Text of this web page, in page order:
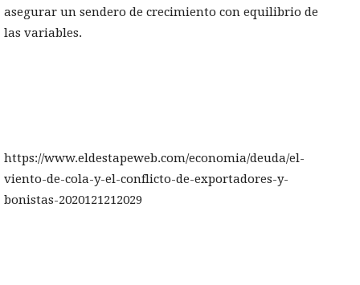
asegurar un sendero de crecimiento con equilibrio de
las variables.
https://www.eldestapeweb.com/economia/deuda/el-
viento-de-cola-y-el-conflicto-de-exportadores-y-
bonistas-2020121212029